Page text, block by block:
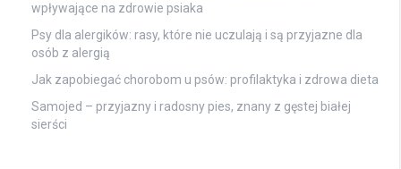
wpływające na zdrowie psiaka
Psy dla alergików: rasy, które nie uczulają i są przyjazne dla
osób z alergią
Jak zapobiegać chorobom u psów: profilaktyka i zdrowa dieta
Samojed – przyjazny i radosny pies, znany z gęstej białej
sierści